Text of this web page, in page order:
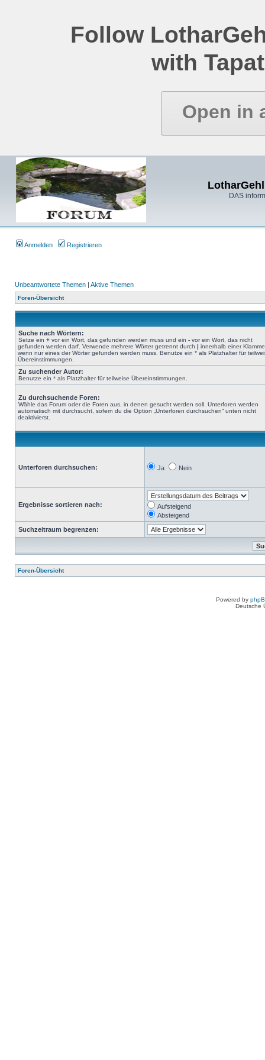
Follow
with
Open in
DAS
Anmelden Registrieren
Unbeantwortete Themen | Aktive Themen
Foren-Übersicht
Suche nach Wörtern:
Setze ein + vor ein Wort, das gefunden werden muss und ein - vor ein Wort, das nicht
gefunden werden darf. Verwende mehrere Wörter getrennt durch | innerhalb einer
wenn nur eines der Wörter gefunden werden muss. Benutze ein * als Platzhalter für
Übereinstimmungen.
Zu suchender Autor:
Benutze ein * als Platzhalter für teilweise Übereinstimmungen.
Zu durchsuchende Foren:
Wähle das Forum oder die Foren aus, in denen gesucht werden soll. Unterforen werden
automatisch mit durchsucht, sofern du die Option „Unterforen durchsuchen“ unten nicht
deaktivierst.
Unterforen durchsuchen: Ja Nein
Ergebnisse sortieren nach:
Aufsteigend
Absteigend
Suchzeitraum begrenzen:
Foren-Übersicht
Powered by
Deutsche